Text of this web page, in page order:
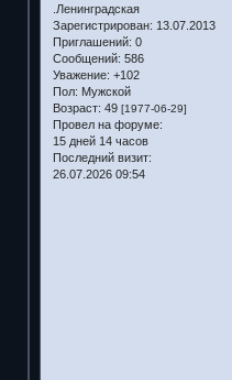
.Ленинградская
Зарегистрирован: 13.07.2013
Приглашений: 0
Сообщений: 586
Уважение: +102
Пол: Мужской
Возраст: 49 [1977-06-29]
Провел на форуме:
15 дней 14 часов
Последний визит:
26.07.2026 09:54